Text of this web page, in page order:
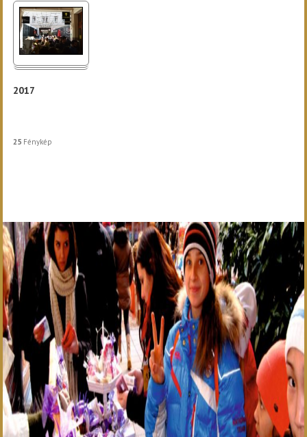
2017
25 Fénykép